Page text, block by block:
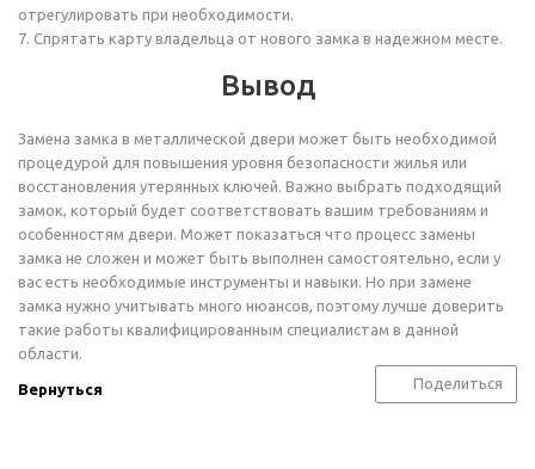
отрегулировать при необходимости.
7. Спрятать карту владельца от нового замка в надежном месте.
Вывод
Замена замка в металлической двери может быть необходимой
процедурой для повышения уровня безопасности жилья или
восстановления утерянных ключей. Важно выбрать подходящий
замок, который будет соответствовать вашим требованиям и
особенностям двери. Может показаться что процесс замены
замка не сложен и может быть выполнен самостоятельно, если у
вас есть необходимые инструменты и навыки. Но при замене
замка нужно учитывать много нюансов, поэтому лучше доверить
такие работы квалифицированным специалистам в данной
области.
Вернуться Поделиться